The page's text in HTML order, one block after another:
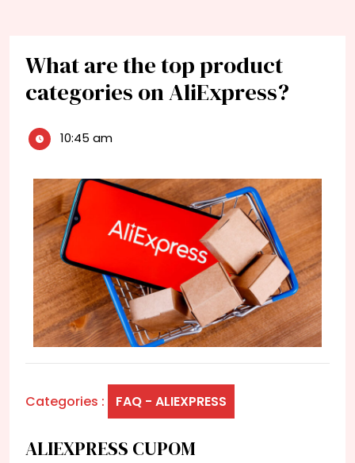
What are the top product
categories on AliExpress?
10:45 am
Categories : FAQ - ALIEXPRESS
ALIEXPRESS CUPOM